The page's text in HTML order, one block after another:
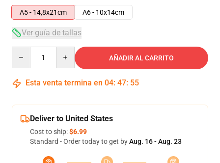
A5 - 14,8x21cm
A6 - 10x14cm
Ver guía de tallas
AÑADIR AL CARRITO
Esta venta termina en 04: 47: 54
Deliver to United States
Cost to ship:$6.99
Standard - Order today to get byAug. 16 - Aug. 23